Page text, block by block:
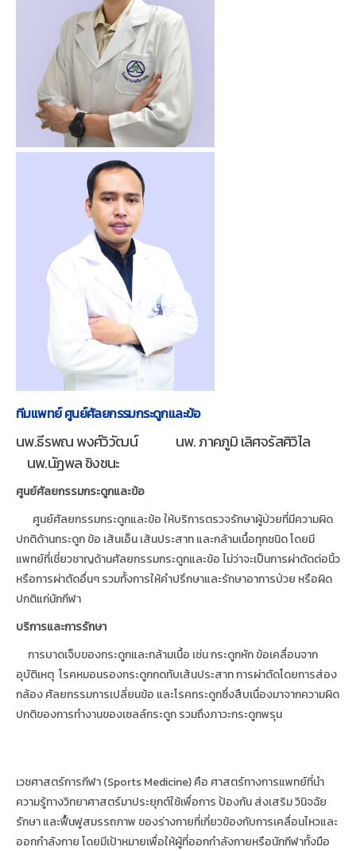
ทีมแพทย์ ศูนย์ศัลยกรรมกระดูกและข้อ
นพ.ธีรพณ พงศ์วิวัฒน์ นพ. ภาคภูมิ เลิศจรัสศิวิไล
นพ.นัฏพล ชิงชนะ
ศูนย์ศัลยกรรมกระดูกและข้อ
ศูนย์ศัลยกรรมกระดูกและข้อ ให้บริการตรวจรักษาผู้ป่วยที่มีความผิด
ปกติด้านกระดูก ข้อ เส้นเอ็น เส้นประสาท และกล้ามเนื้อทุกชนิด โดยมี
แพทย์ที่เชี่ยวชาญด้านศัลยกรรมกระดูกและข้อ ไม่ว่าจะเป็นการผ่าตัดต่อนิ้ว
หรือการผ่าตัดอื่นๆ รวมทั้งการให้คำปรึกษาและรักษาอาการป่วย หรือผิด
ปกติแก่นักกีฬา
บริการและการรักษา
การบาดเจ็บของกระดูกและกล้ามเนื้อ เช่น กระดูกหัก ข้อเคลื่อนจาก
อุบัติเหตุ โรคหมอนรองกระดูกกดทับเส้นประสาท การผ่าตัดโดยการส่อง
กล้อง ศัลยกรรมการเปลี่ยนข้อ และโรคกระดูกซึ่งสืบเนื่องมาจากความผิด
ปกติของการทำงานของเซลล์กระดูก รวมถึงภาวะกระดูกพรุน
เวชศาสตร์การกีฬา (Sports Medicine) คือ ศาสตร์ทางการแพทย์ที่นำ
ความรู้ทางวิทยาศาสตร์มาประยุกต์ใช้เพื่อการ ป้องกัน ส่งเสริม วินิจฉัย
รักษา และฟื้นฟูสมรรถภาพ ของร่างกายที่เกี่ยวข้องกับการเคลื่อนไหวและ
ออกกำลังกาย โดยมีเป้าหมายเพื่อให้ผู้ที่ออกกำลังกายหรือนักกีฬาทั้งมือ